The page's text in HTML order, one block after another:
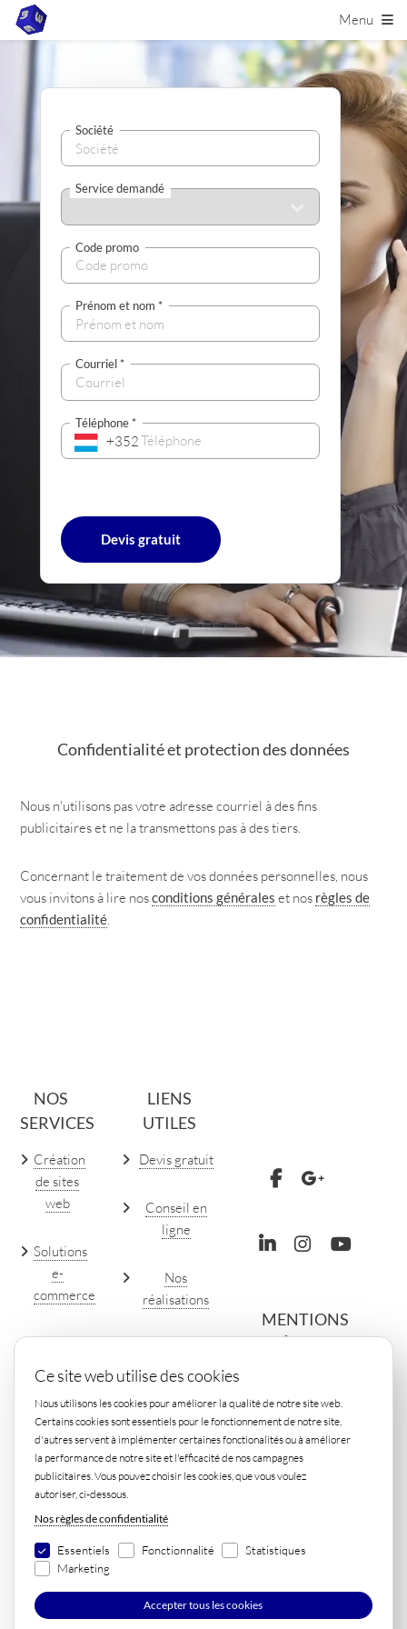
Menu
Société
Service demandé
Code promo
Prénom et nom *
Courriel *
Téléphone *
+352
Confidentialité et protection des données
Nous n'utilisons pas votre adresse courriel à des fins
publicitaires et ne la transmettons pas à des tiers.
Concernant le traitement de vos données personnelles, nous
vous invitons à lire nosconditions générales et nos règles de
confidentialité.
Ce site web utilise des cookies
Nous utilisons les cookies pour améliorer la qualité de notre site web.
Certains cookies sont essentiels pour le fonctionnement de notre site,
d'autres servent à implémenter certaines fonctionalités ou à améliorer
la performance de notre site et l'efficacité de nos campagnes
publicitaires. Vous pouvez choisir les cookies, que vous voulez
autoriser, ci-dessous.
Nos règles de confidentialité
Essentiels Fonctionnalité
Statistiques
Marketing
Accepter tous les cookies
NOS
SERVICES
Création
de sites
web
Solutions
e-
commerce
de sites)
Marketing
digital
Traduction
de sites
web
LIENS
UTILES
Devis gratuit
Conseil en
ligne
Nos
réalisations
MENTIONS
LÉGALES
des données
légales